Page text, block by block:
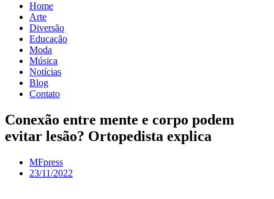
Home
Arte
Diversão
Educação
Moda
Música
Notícias
Blog
Contato
Conexão entre mente e corpo podem
evitar lesão? Ortopedista explica
MFpress
23/11/2022